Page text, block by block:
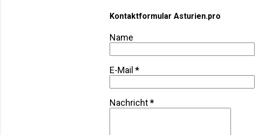
Kontaktformular Asturien.pro
Name
E-Mail *
Nachricht*